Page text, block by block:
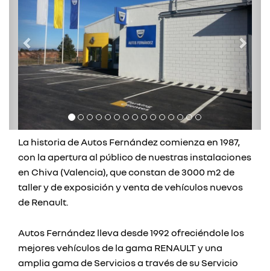
La historia de Autos Fernández comienza en 1987,
con la apertura al público de nuestras instalaciones
en Chiva (Valencia), que constan de 3000 m2 de
taller y de exposición y venta de vehículos nuevos
de Renault.
Autos Fernández lleva desde 1992 ofreciéndole los
mejores vehículos de la gama RENAULT y una
amplia gama de Servicios a través de su Servicio